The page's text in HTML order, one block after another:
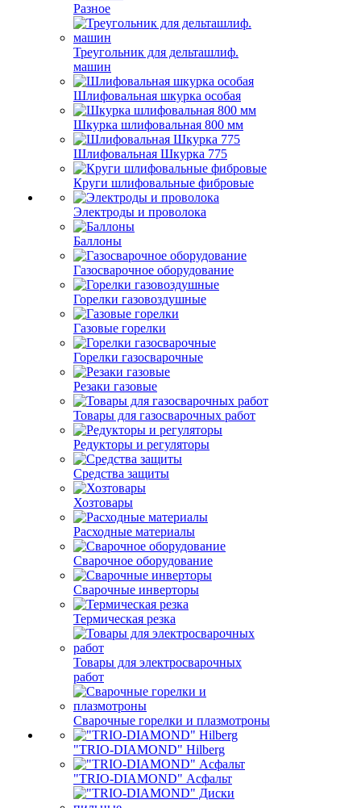
Разное
Треугольник для дельташлиф.
машин
Шлифовальная шкурка особая
Шкурка шлифовальная 800 мм
Шлифовальная Шкурка 775
Круги шлифовальные фибровые
Электроды и проволока
Баллоны
Газосварочное оборудование
Горелки газовоздушные
Газовые горелки
Горелки газосварочные
Резаки газовые
Товары для газосварочных работ
Редукторы и регуляторы
Средства защиты
Хозтовары
Расходные материалы
Сварочное оборудование
Сварочные инверторы
Термическая резка
Товары для электросварочных
работ
Сварочные горелки и плазмотроны
"TRIO-DIAMOND" Hilberg
"TRIO-DIAMOND" Асфальт